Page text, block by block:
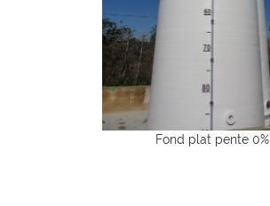
Fond plat pente 0%